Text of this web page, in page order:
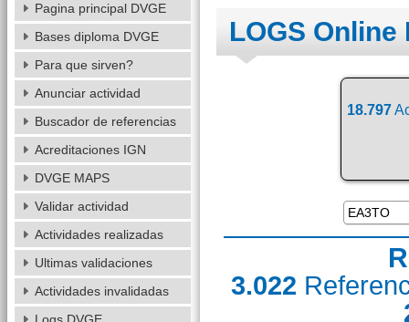
LOGS Online
18.797
3.022
Pagina principal DVGE
Bases diploma DVGE
Para que sirven?
Anunciar actividad
Buscador de referencias
Acreditaciones IGN
DVGE MAPS
Validar actividad
Actividades realizadas
Ultimas validaciones
Actividades invalidadas